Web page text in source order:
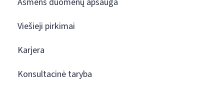
Viešieji pirkimai
Karjera
Konsultacinė taryba